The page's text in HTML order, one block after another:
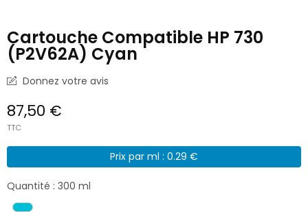
Cartouche Compatible HP 730
(P2V62A) Cyan
Donnez votre avis
87,50 €
TTC
Prix par ml : 0.29 €
Quantité : 300 ml